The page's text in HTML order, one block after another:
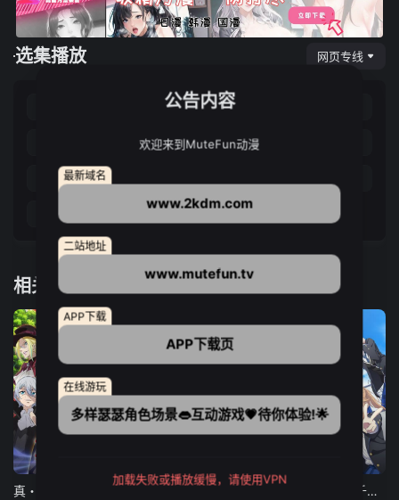
选集播放 网页专线
第02集 第03集
第06集 第07集
第09集
第13集
相关推荐
真・进化果 实不知不觉踏上胜利的人生 东京猫猫 NEW～♡ 弹珠汽水瓶里的千岁同学
公告内容
欢迎来到MuteFun动漫
最新域名
www.2kdm.com
二站地址
www.mutefun.tv
APP下载
APP下载页
在线游玩
多样瑟瑟角色场景👄互动游戏💗待你体验!🌟
加载失败或播放缓慢，请使用VPN